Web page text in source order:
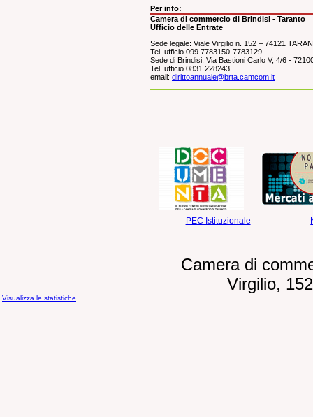
Per info:
Camera di commercio di Brindisi - Taranto
Ufficio delle Entrate
Sede legale: Viale Virgilio n. 152 – 74121
Tel. ufficio 099 7783150-7783129
Sede di Brindisi: Via Bastioni Carlo V, 4/6 -
Tel. ufficio 0831 228243
email: dirittoannuale@brta.camcom.it
PEC Istituzionale
Camera di
Virgilio,
Visualizza le statistiche